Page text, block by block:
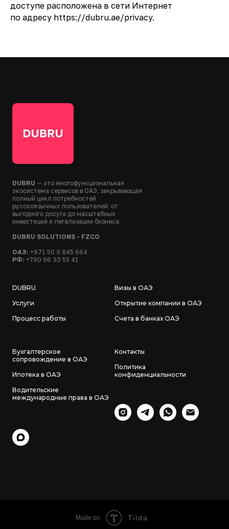
доступе расположена в сети Интернет
по адресу https://dubru.ae/privacy.
DUBRU — это многофункциональная
экосистема сервисов в ОАЭ, закрывающая
полный цикл потребностей
русскоязычных пользователей: от
выгодного досуга до масштабных
инвестиций и легализации бизнеса.
DUBRU SOLUTIONS - FZCO
ОАЭ: +971 50 9 845 664
РФ: +790 96 33 55 41
DUBRU
Услуги
Процесс работы
Визы в ОАЭ
Открытие компании в ОАЭ
Счета в банках ОАЭ
Бухгалтерское
сопровождение в ОАЭ
Ипотека в ОАЭ
Водительские
международные права в ОАЭ
Контакты
Политика
конфиденциальности
Made on Tilda